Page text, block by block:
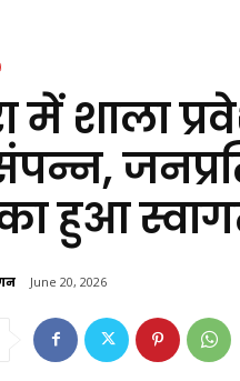
में शाला
हुआ
June 20, 2026